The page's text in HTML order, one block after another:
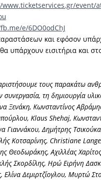
event/
e/6DO0odChJ
και εφόσον
υπάρχουν εισιτήρια και
τους παρακάτω
συνεργασία, τη δημιουργία
Ξενάκη, Κωνσταντίνος
Κlaus Shehaj,
Γιαννάκου, Δημήτρης
Κοτσαρίνης, Christiane
Θεοδωράκης, Αχιλλέας
Σκορδίλης, Ηρώ Ειρήνη
Δεμιρτζίογλου, Μυρτώ